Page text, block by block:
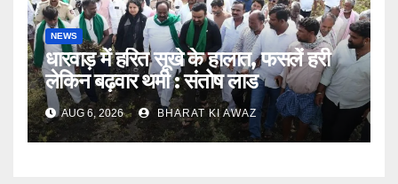
NEWS
धारवाड़ में हरित सूखे के हालात, फसलें हरी
लेकिन बढ़वार थमी : संतोष लाड
AUG 6, 2026 BHARAT KI AWAZ